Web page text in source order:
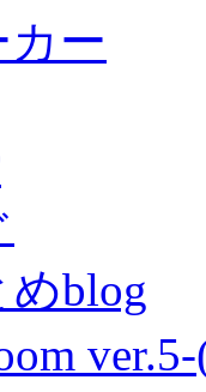
カー
blog